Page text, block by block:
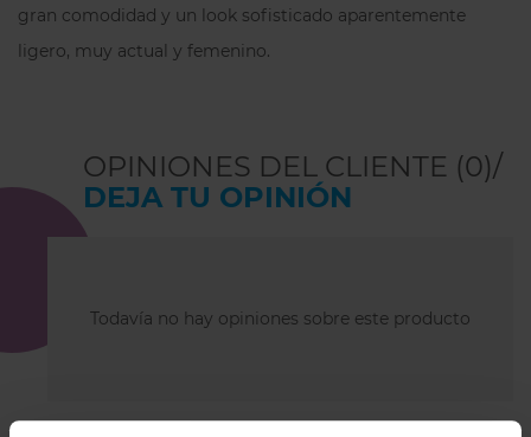
gran comodidad y un look sofisticado aparentemente
ligero, muy actual y femenino.
OPINIONES DEL CLIENTE (0)/
DEJA TU OPINIÓN
Todavía no hay opiniones sobre este producto